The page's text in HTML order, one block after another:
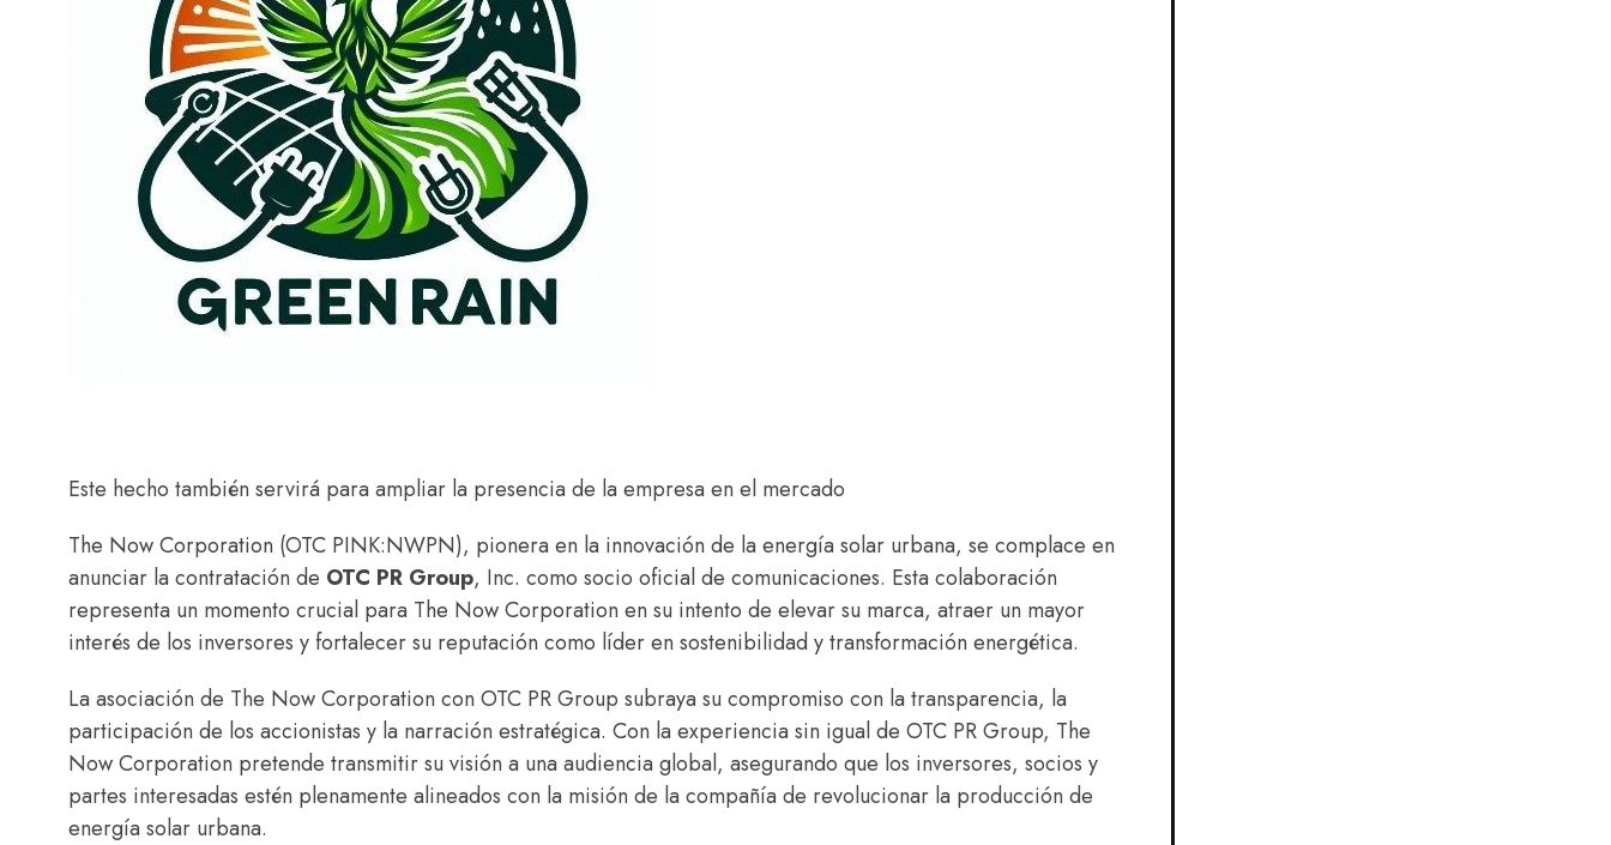
Este hecho también servirá para ampliar la presencia de la empresa en el mercado
The Now Corporation (OTC PINK:NWPN), pionera en la innovación de la energía solar urbana, se complace en
anunciar la contratación de OTC PR Group, Inc. como socio oficial de comunicaciones. Esta colaboración
representa un momento crucial para The Now Corporation en su intento de elevar su marca, atraer un mayor
interés de los inversores y fortalecer su reputación como líder en sostenibilidad y transformación energética.
La asociación de The Now Corporation con OTC PR Group subraya su compromiso con la transparencia, la
participación de los accionistas y la narración estratégica. Con la experiencia sin igual de OTC PR Group, The
Now Corporation pretende transmitir su visión a una audiencia global, asegurando que los inversores, socios y
partes interesadas estén plenamente alineados con la misión de la compañía de revolucionar la producción de
energía solar urbana.